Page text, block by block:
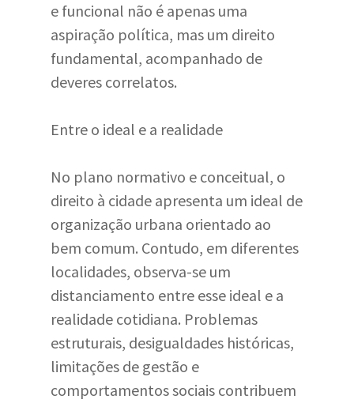
e funcional não é apenas uma
aspiração política, mas um direito
fundamental, acompanhado de
deveres correlatos.
Entre o ideal e a realidade
No plano normativo e conceitual, o
direito à cidade apresenta um ideal de
organização urbana orientado ao
bem comum. Contudo, em diferentes
localidades, observa-se um
distanciamento entre esse ideal e a
realidade cotidiana. Problemas
estruturais, desigualdades históricas,
limitações de gestão e
comportamentos sociais contribuem